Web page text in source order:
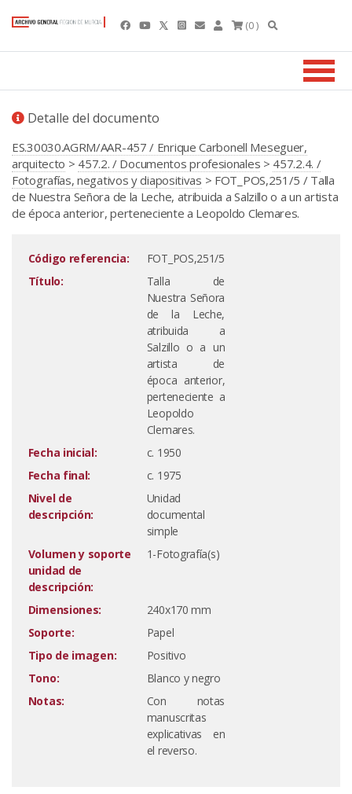
(0 )
Detalle del documento
ES.30030.AGRM/AAR-457 / Enrique Carbonell Meseguer,
arquitecto > 457.2. / Documentos profesionales > 457.2.4. /
Fotografías, negativos y diapositivas > FOT_POS,251/5 / Talla
de Nuestra Señora de la Leche, atribuida a Salzillo o a un artista
de época anterior, perteneciente a Leopoldo Clemares.
Código referencia:
FOT_POS,251/5
Título:
Talla de
Nuestra Señora
de la Leche,
atribuida a
Salzillo o a un
artista de
época anterior,
perteneciente a
Leopoldo
Clemares.
Fecha inicial:
c. 1950
Fecha final:
c. 1975
Nivel de
descripción:
Unidad
documental
simple
Volumen y soporte
unidad de
descripción:
1-Fotografía(s)
Dimensiones:
240x170 mm
Soporte:
Papel
Tipo de imagen:
Positivo
Tono:
Blanco y negro
Notas:
Con notas
manuscritas
explicativas en
el reverso.